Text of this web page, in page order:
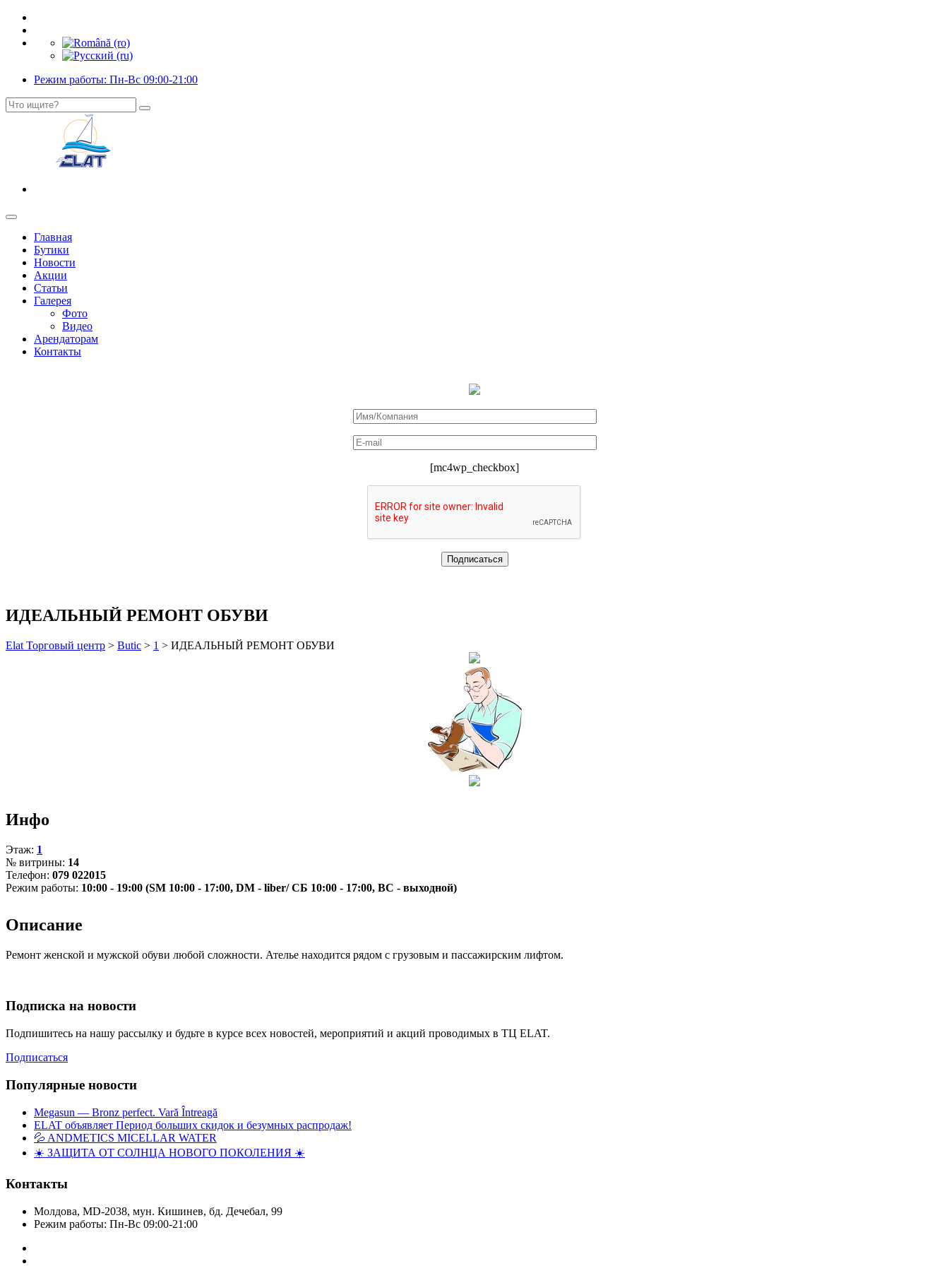
Режим работы: Пн-Вс 09:00-21:00
Главная
Бутики
Новости
Акции
Статьи
Галерея
Фото
Видео
Арендаторам
Контакты
[mc4wp_checkbox]
ИДЕАЛЬНЫЙ РЕМОНТ ОБУВИ
Elat Торговый центр > Butic > 1 > ИДЕАЛЬНЫЙ РЕМОНТ ОБУВИ
Инфо
Этаж: 1
№ витрины: 14
Телефон: 079 022015
Режим работы: 10:00 - 19:00 (SM 10:00 - 17:00, DM - liber/ СБ 10:00 - 17:00, ВС - выходной)
Описание
Ремонт женской и мужской обуви любой сложности. Ателье находится рядом с грузовым и пассажирским лифтом.
Подписка на новости
Подпишитесь на нашу рассылку и будьте в курсе всех новостей, мероприятий и акций проводимых в ТЦ ELAT.
Подписаться
Популярные новости
Megasun — Bronz perfect. Vară Întreagă
ELAT объявляет Период больших скидок и безумных распродаж!
💦 ANDMETICS MICELLAR WATER
☀️ ЗАЩИТА ОТ СОЛНЦА НОВОГО ПОКОЛЕНИЯ ☀️
Контакты
Молдова, MD-2038, мун. Кишинев, бд. Дечебал, 99
Режим работы: Пн-Вс 09:00-21:00